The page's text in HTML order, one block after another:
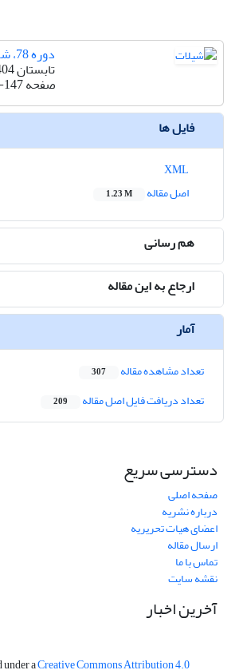
دوره 78، شماره 2
تابستان 1404
صفحه
فایل ها
اصل مقاله
1.23 M
هم رسانی
ارجاع به این مقاله
آمار
تعداد مشاهده مقاله 307
تعداد دریافت فایل اصل مقاله 209
دسترسی سریع
صفحه اصلی
درباره نشریه
اعضای هیات تحریریه
ارسال مقاله
تماس با ما
نقشه سایت
آخرین اخبار
aCreative Commons Attribution 4.0